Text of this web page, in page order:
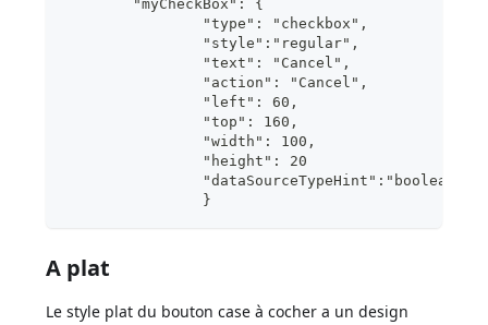
	"myCheckBox": {
		"style":"regular",
		"dataSourceTypeHint":"boolean"
		}
A plat
Le style plat du bouton case à cocher a un design